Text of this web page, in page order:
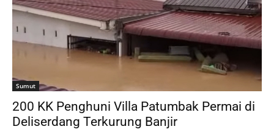
Sumut
200 KK Penghuni Villa Patumbak Permai di
Deliserdang Terkurung Banjir